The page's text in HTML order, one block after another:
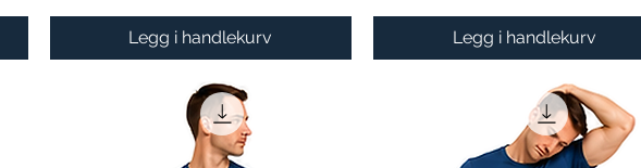
Legg i handlekurv Legg i handlekurv